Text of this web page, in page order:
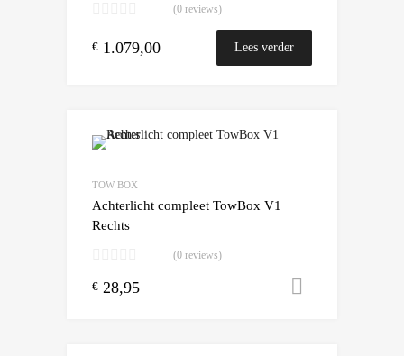
(0 reviews)
€ 1.079,00 Lees verder
TOW BOX
Achterlicht compleet TowBox V1
Rechts
(0 reviews)
€ 28,95